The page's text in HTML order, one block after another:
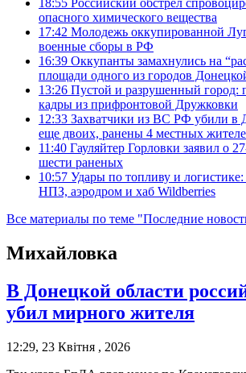
опасного химического вещества
17:42 Молодежь оккупированной
военные сборы в РФ
16:39 Оккупанты замахнулись на
площади одного из городов
13:26 Пустой и разрушенный город:
кадры из прифронтовой Дружковки
12:33 Захватчики из ВС РФ убили в
еще двоих, ранены 4 местных
11:40 Гауляйтер Горловки заявил о
шести раненых
10:57 Удары по топливу и
НПЗ, аэродром и хаб Wildberries
Все материалы по теме "Последние
Михайловка
В Донецкой области
убил мирного жителя
12:29, 23 Квітня , 2026